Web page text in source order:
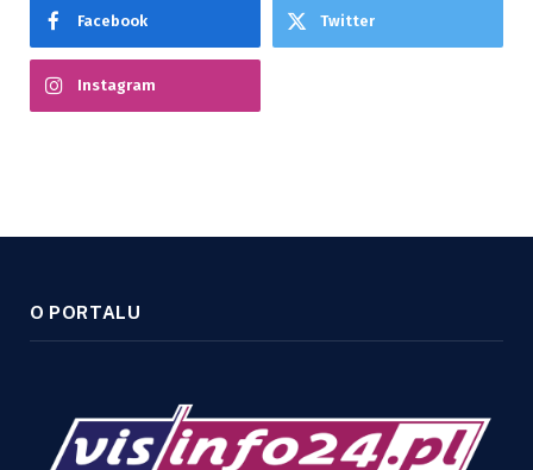
Facebook Twitter
Instagram
O PORTALU